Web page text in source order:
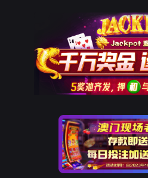
九州酷游 ku游
九州酷游 ku游
产品中心
解决方案
服务支持
商务合作